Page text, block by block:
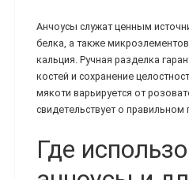
Анчоусы служат ценным
белка, а также
кальция. Ручная разделка
костей и сохранение
мякоти варьируется от
свидетельствует о правильном
Где